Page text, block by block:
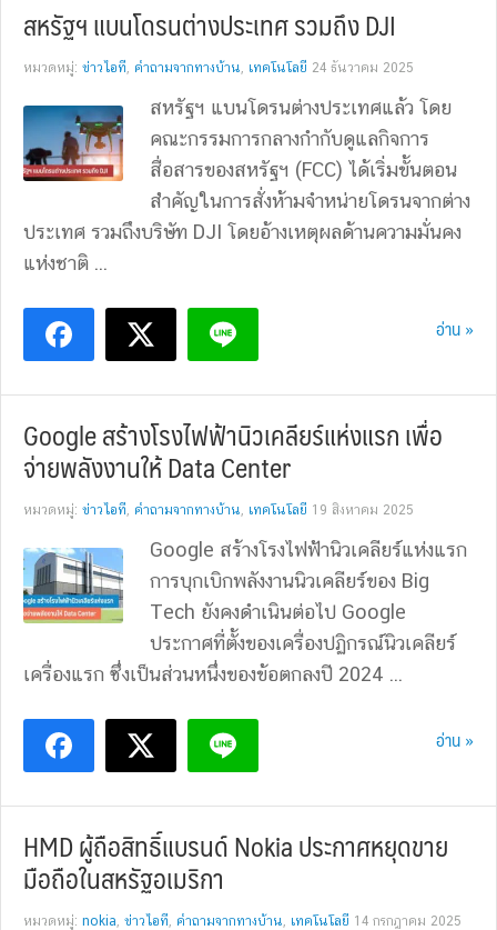
สหรัฐฯ แบนโดรนต่างประเทศ รวมถึง DJI
หมวดหมู่: ข่าวไอที, คำถามจากทางบ้าน, เทคโนโลยี 24 ธันวาคม 2025
สหรัฐฯ แบนโดรนต่างประเทศแล้ว โดย
คณะกรรมการกลางกำกับดูแลกิจการ
สื่อสารของสหรัฐฯ (FCC) ได้เริ่มขั้นตอน
สำคัญในการสั่งห้ามจำหน่ายโดรนจากต่าง
ประเทศ รวมถึงบริษัท DJI โดยอ้างเหตุผลด้านความมั่นคง
แห่งชาติ ...
อ่าน »
Google สร้างโรงไฟฟ้านิวเคลียร์แห่งแรก เพื่อ
จ่ายพลังงานให้ Data Center
หมวดหมู่: ข่าวไอที, คำถามจากทางบ้าน, เทคโนโลยี 19 สิงหาคม 2025
Google สร้างโรงไฟฟ้านิวเคลียร์แห่งแรก
การบุกเบิกพลังงานนิวเคลียร์ของ Big
Tech ยังคงดำเนินต่อไป Google
ประกาศที่ตั้งของเครื่องปฏิกรณ์นิวเคลียร์
เครื่องแรก ซึ่งเป็นส่วนหนึ่งของข้อตกลงปี 2024 ...
อ่าน »
HMD ผู้ถือสิทธิ์แบรนด์ Nokia ประกาศหยุดขาย
มือถือในสหรัฐอเมริกา
หมวดหมู่: nokia, ข่าวไอที, คำถามจากทางบ้าน, เทคโนโลยี 14 กรกฎาคม 2025